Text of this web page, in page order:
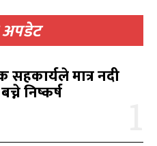
सुन्नुहोस
सुन्नुहोस
अपडेट
सहकार्यले मात्र नदी
निष्कर्ष